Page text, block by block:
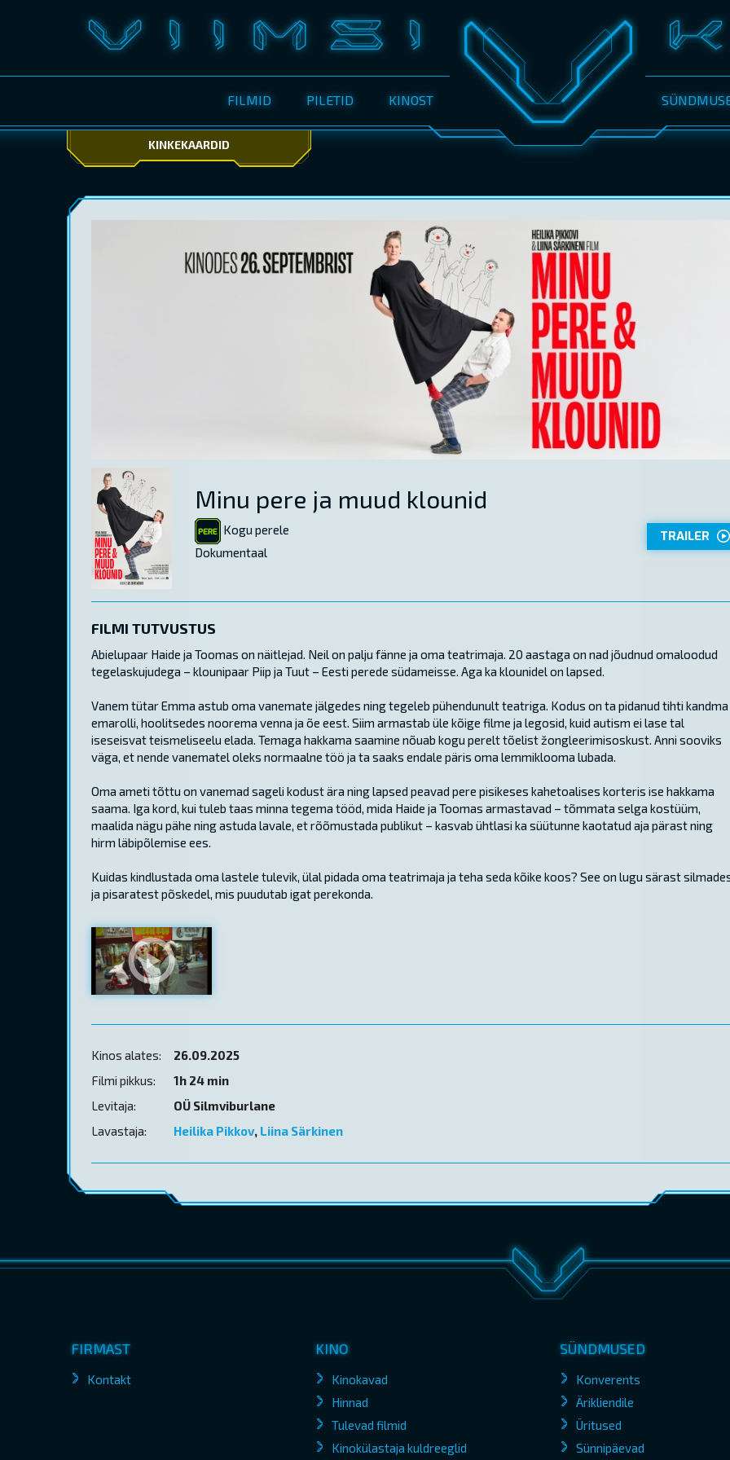
FILMID PILETID KINOST
KINKEKAARDID
Minu pere ja muud klounid
Kogu perele
Dokumentaal
TRAILER
FILMI TUTVUSTUS
Abielupaar Haide ja Toomas on näitlejad. Neil on palju fänne ja oma teatrimaja. 20 aastaga on nad jõudnud omaloodud
tegelaskujudega – klounipaar Piip ja Tuut – Eesti perede südameisse. Aga ka klounidel on lapsed.
Vanem tütar Emma astub oma vanemate jälgedes ning tegeleb pühendunult teatriga. Kodus on ta pidanud tihti kandma
emarolli, hoolitsedes noorema venna ja õe eest. Siim armastab üle kõige filme ja legosid, kuid autism ei lase tal
iseseisvat teismeliseelu elada. Temaga hakkama saamine nõuab kogu perelt tõelist žongleerimisoskust. Anni sooviks
väga, et nende vanematel oleks normaalne töö ja ta saaks endale päris oma lemmiklooma lubada.
Oma ameti tõttu on vanemad sageli kodust ära ning lapsed peavad pere pisikeses kahetoalises korteris ise hakkama
saama. Iga kord, kui tuleb taas minna tegema tööd, mida Haide ja Toomas armastavad – tõmmata selga kostüüm,
maalida nägu pähe ning astuda lavale, et rõõmustada publikut – kasvab ühtlasi ka süütunne kaotatud aja pärast ning
hirm läbipõlemise ees.
Kuidas kindlustada oma lastele tulevik, ülal pidada oma teatrimaja ja teha seda kõike koos? See on lugu särast
ja pisaratest põskedel, mis puudutab igat perekonda.
Kinos alates:
26.09.2025
Filmi pikkus:
1h 24 min
Levitaja:
OÜ Silmviburlane
Lavastaja:
Heilika Pikkov, Liina Särkinen
FIRMAST
Kontakt
KINO
Kinokavad
Hinnad
Tulevad filmid
Kinokülastaja kuldreeglid
SÜNDMUSED
Konverents
Ärikliendile
Üritused
Sünnipäevad